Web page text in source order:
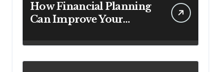
How Financial Planning
Can Improve Your